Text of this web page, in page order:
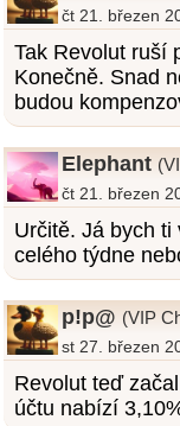
čt 21. březen
Tak Revolut ruší
Konečně. Snad
budou
Elephant
čt 21. březen
Určitě. Já bych ti
celého týdne
p!p@ (VIP
st 27. březen
Revolut teď
účtu nabízí